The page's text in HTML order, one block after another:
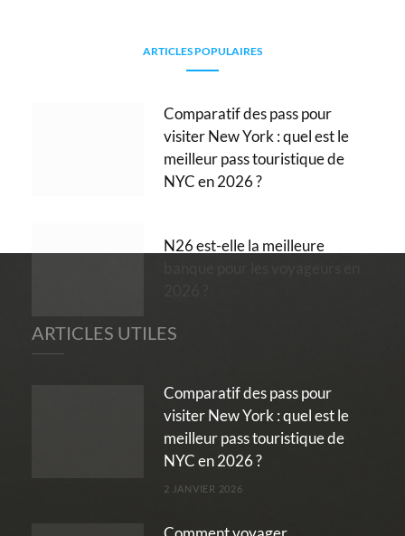
ARTICLES POPULAIRES
Comparatif des pass pour
visiter New York : quel est le
meilleur pass touristique de
NYC en 2026 ?
N26 est-elle la meilleure
ARTICLES UTILES
Comparatif des pass pour
visiter New York : quel est le
meilleur pass touristique de
NYC en 2026 ?
2 JANVIER 2026